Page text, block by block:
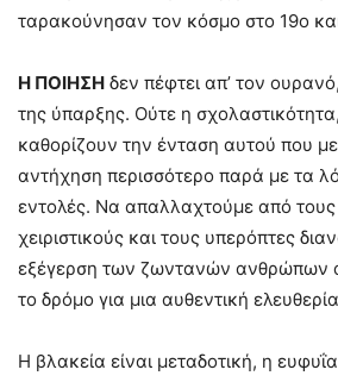
ταρακούνησαν τον κόσμο στο 19ο
Η ΠΟΙΗΣΗ δεν πέφτει απ’ τον
της ύπαρξης. Ούτε η
καθορίζουν την ένταση αυτού που
αντήχηση περισσότερο παρά με τα
εντολές. Να απαλλαχτούμε από τους
χειριστικούς και τους υπερόπτες
εξέγερση των ζωντανών ανθρώπων
το δρόμο για μια αυθεντική
Η βλακεία είναι μεταδοτική, η ευφυΐα